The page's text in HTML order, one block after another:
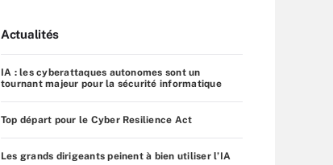
Actualités
IA : les cyberattaques autonomes sont un
tournant majeur pour la sécurité informatique
Top départ pour le Cyber Resilience Act
Les grands dirigeants peinent à bien utiliser l’IA